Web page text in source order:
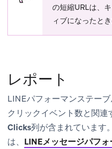
の短縮URLは、
ィブになったと
レポート
LINEパフォーマンステー
クリックイベント数と関連
Clicks列が含まれています
は、 LINEメッセージパフォ